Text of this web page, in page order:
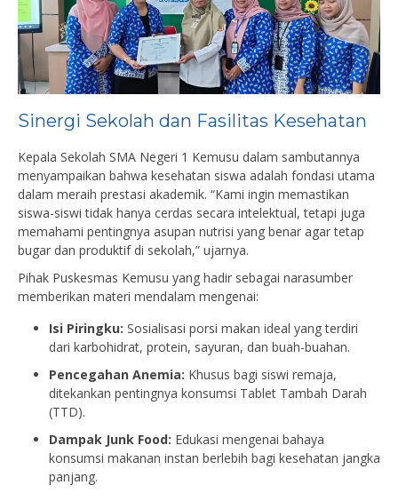
Sinergi Sekolah dan Fasilitas Kesehatan
Kepala Sekolah SMA Negeri 1 Kemusu dalam sambutannya
menyampaikan bahwa kesehatan siswa adalah fondasi utama
dalam meraih prestasi akademik. “Kami ingin memastikan
siswa-siswi tidak hanya cerdas secara intelektual, tetapi juga
memahami pentingnya asupan nutrisi yang benar agar tetap
bugar dan produktif di sekolah,” ujarnya.
Pihak Puskesmas Kemusu yang hadir sebagai narasumber
memberikan materi mendalam mengenai:
Isi Piringku: Sosialisasi porsi makan ideal yang terdiri
dari karbohidrat, protein, sayuran, dan buah-buahan.
Pencegahan Anemia: Khusus bagi siswi remaja,
ditekankan pentingnya konsumsi Tablet Tambah Darah
(TTD).
Dampak Junk Food: Edukasi mengenai bahaya
konsumsi makanan instan berlebih bagi kesehatan jangka
panjang.